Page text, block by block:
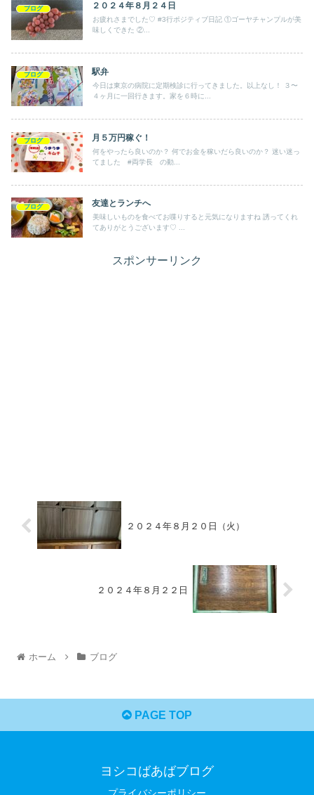
ブログ ２０２４年８月２４日
お疲れさまでした♡ #3行ポジティブ日記 ①ゴーヤチャンプルが美
味しくできた ②...
ブログ 駅弁
今日は東京の病院に定期検診に行ってきました。以上なし！ ３〜
４ヶ月に一回行きます。家を６時に...
ブログ 月５万円稼ぐ！
何をやったら良いのか？ 何でお金を稼いだら良いのか？ 迷い迷っ
てました #両学長 の動...
ブログ 友達とランチへ
美味しいものを食べてお喋りすると元気になりますね 誘ってくれ
てありがとうございます♡ ...
スポンサーリンク
２０２４年８月２０日（火）
２０２４年８月２２日
ホーム ブログ
PAGE TOP
ヨシコばあばブログ